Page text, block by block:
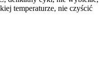
temperaturze, nie czyścić